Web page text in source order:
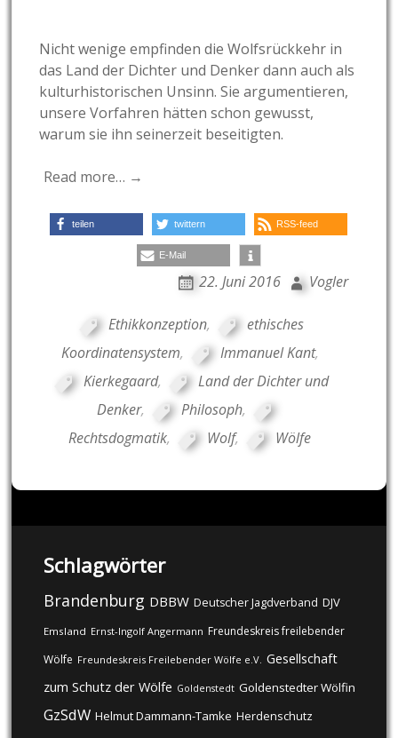
Nicht wenige empfinden die Wolfsrückkehr in
das Land der Dichter und Denker dann auch als
kulturhistorischen Unsinn. Sie argumentieren,
unsere Vorfahren hätten schon gewusst,
warum sie ihn seinerzeit beseitigten.
Read more… →
teilen twittern RSS-feed
E-Mail
22. Juni 2016 Vogler
Ethikkonzeption,
ethisches
Koordinatensystem, Immanuel Kant,
Kierkegaard,
Land der Dichter und
Denker, Philosoph,
Rechtsdogmatik, Wolf, Wölfe
Schlagwörter
Brandenburg DBBW Deutscher Jagdverband DJV
Emsland Ernst-Ingolf Angermann Freundeskreis freilebender
Wölfe Freundeskreis Freilebender Wölfe e.V. Gesellschaft
zum Schutz der Wölfe Goldenstedt Goldenstedter Wölfin
GzSdW Helmut Dammann-Tamke Herdenschutz